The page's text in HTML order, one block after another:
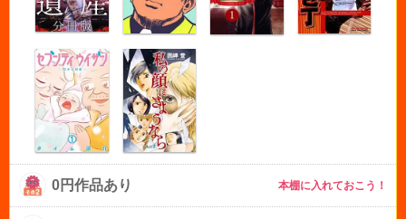
0円作品あり 本棚に入れておこう！